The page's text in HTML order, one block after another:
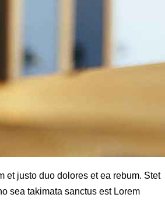
et justo duo dolores et ea rebum. Stet
sea takimata sanctus est Lorem